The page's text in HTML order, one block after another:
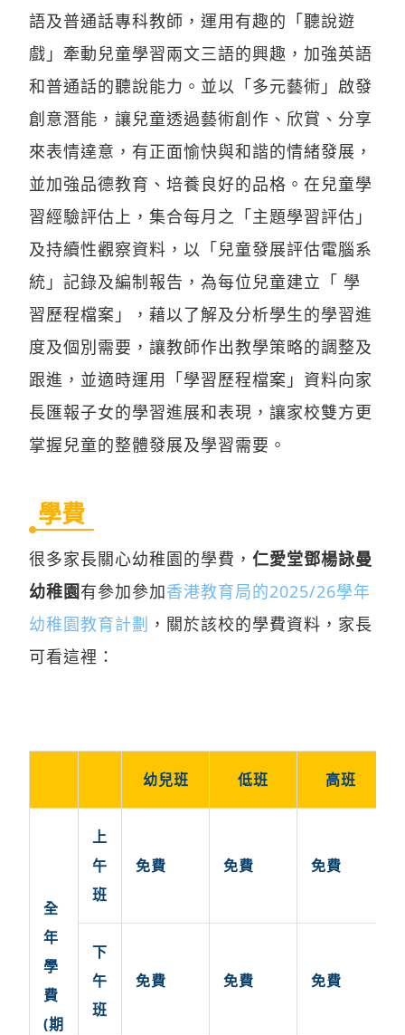
語及普通話專科教師，運用有趣的「聽說遊
戲」牽動兒童學習兩文三語的興趣，加強英語
和普通話的聽說能力。並以「多元藝術」啟發
創意潛能，讓兒童透過藝術創作、欣賞、分享
來表情達意，有正面愉快與和諧的情緒發展，
並加強品德教育、培養良好的品格。在兒童學
習經驗評估上，集合每月之「主題學習評估」
及持續性觀察資料，以「兒童發展評估電腦系
統」記錄及編制報告，為每位兒童建立「 學
習歷程檔案」，藉以了解及分析學生的學習進
度及個別需要，讓教師作出教學策略的調整及
跟進，並適時運用「學習歷程檔案」資料向家
長匯報子女的學習進展和表現，讓家校雙方更
掌握兒童的整體發展及學習需要。
學費
很多家長關心幼稚園的學費， 仁愛堂鄧楊詠曼
幼稚園有參加參加香港教育局的2025/26學年
幼稚園教育計劃 ，關於該校的學費資料，家長
可看這裡：
幼兒班 低班 高班
全
年
學
費
(期
上
午
班
免費 免費 免費
下
午
班
免費 免費 免費